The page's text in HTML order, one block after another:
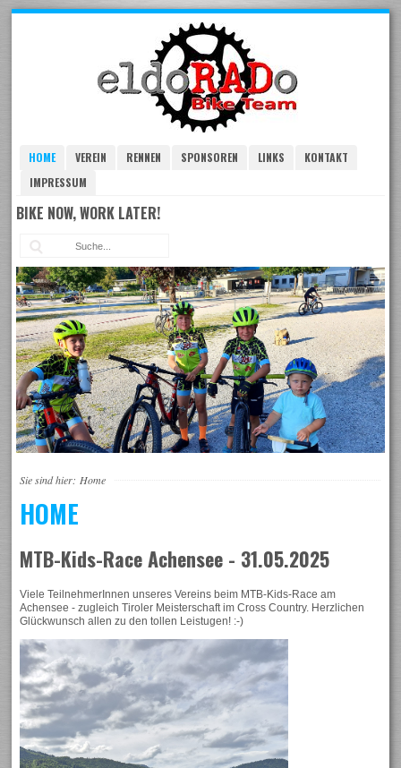
HOME VEREIN RENNEN SPONSOREN LINKS
KONTAKT
IMPRESSUM
BIKE NOW, WORK LATER!
Sie sind hier: Home
HOME
MTB-Kids-Race Achensee - 31.05.2025
Viele TeilnehmerInnen unseres Vereins beim MTB-Kids-Race am
Achensee - zugleich Tiroler Meisterschaft im Cross Country. Herzlichen
Glückwunsch allen zu den tollen Leistugen! :-)